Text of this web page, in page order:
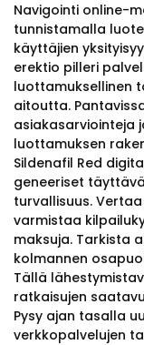
Navigointi online-
tunnistamalla
käyttäjien
erektio pilleri
luottamuksellinen
aitoutta.
asiakasarviointeja
luottamuksen
Sildenafil Red
geneeriset
turvallisuus.
varmistaa
maksuja. Tarkista
kolmannen
Tällä
ratkaisujen
Pysy ajan tasalla
verkkopalvelujen